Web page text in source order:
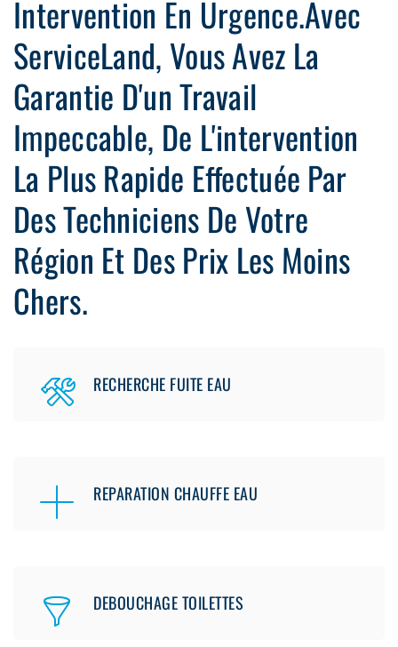
Intervention En Urgence.Avec
ServiceLand, Vous Avez La
Garantie D'un Travail
Impeccable, De L'intervention
La Plus Rapide Effectuée Par
Des Techniciens De Votre
Région Et Des Prix Les Moins
Chers.
RECHERCHE FUITE EAU
REPARATION CHAUFFE EAU
DEBOUCHAGE TOILETTES